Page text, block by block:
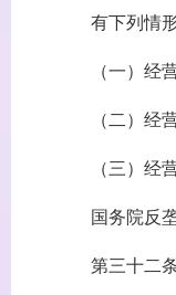
有下列情形
（一）经营
（二）经营
（三）经营
国务院反垄
第三十二条